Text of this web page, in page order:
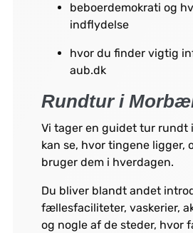
beboerdemokrati og
indflydelse
hvor du finder vigtig
aub.dk
Rundtur i
Vi tager en guidet tur rundt
kan se, hvor tingene ligger,
bruger dem i hverdagen.
Du bliver blandt andet
fællesfaciliteter, vaskerier,
og nogle af de steder, hvor